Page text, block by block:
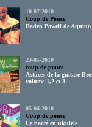
10-07-2010
Coup de Pouce
Baden Powell de Aquino
23-05-2010
coup de pouce
Astuces de la guitare
volume 1,2 et 3
05-04-2010
Coup de pouce
Le barré en ukulele